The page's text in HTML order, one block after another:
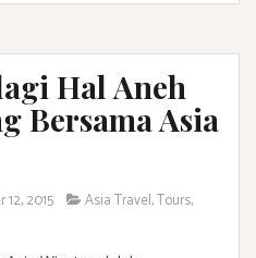
Hal Aneh
Bersama Asia
12, 2015 Asia Travel,Tours,